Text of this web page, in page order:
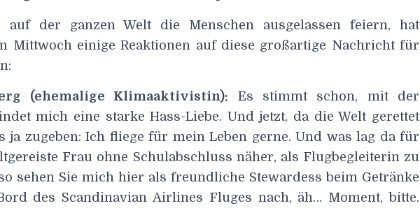
auf der ganzen Welt die Menschen ausgelassen feiern, hat
Mittwoch einige Reaktionen auf diese großartige Nachricht für
(ehemalige Klimaaktivistin): Es stimmt schon, mit der
mich eine starke Hass-Liebe. Und jetzt, da die Welt gerettet
ja zugeben: Ich fliege für mein Leben gerne. Und was lag da für
Frau ohne Schulabschluss näher, als Flugbegleiterin zu
sehen Sie mich hier als freundliche Stewardess beim Getränke
des Scandinavian Airlines Fluges nach, äh… Moment, bitte.